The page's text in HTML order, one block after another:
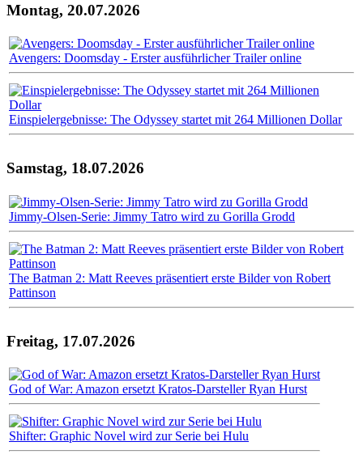
Montag, 20.07.2026
Avengers: Doomsday - Erster ausführlicher Trailer online
Einspielergebnisse: The Odyssey startet mit 264 Millionen Dollar
Samstag, 18.07.2026
Jimmy-Olsen-Serie: Jimmy Tatro wird zu Gorilla Grodd
The Batman 2: Matt Reeves präsentiert erste Bilder von Robert
Pattinson
Freitag, 17.07.2026
God of War: Amazon ersetzt Kratos-Darsteller Ryan Hurst
Shifter: Graphic Novel wird zur Serie bei Hulu